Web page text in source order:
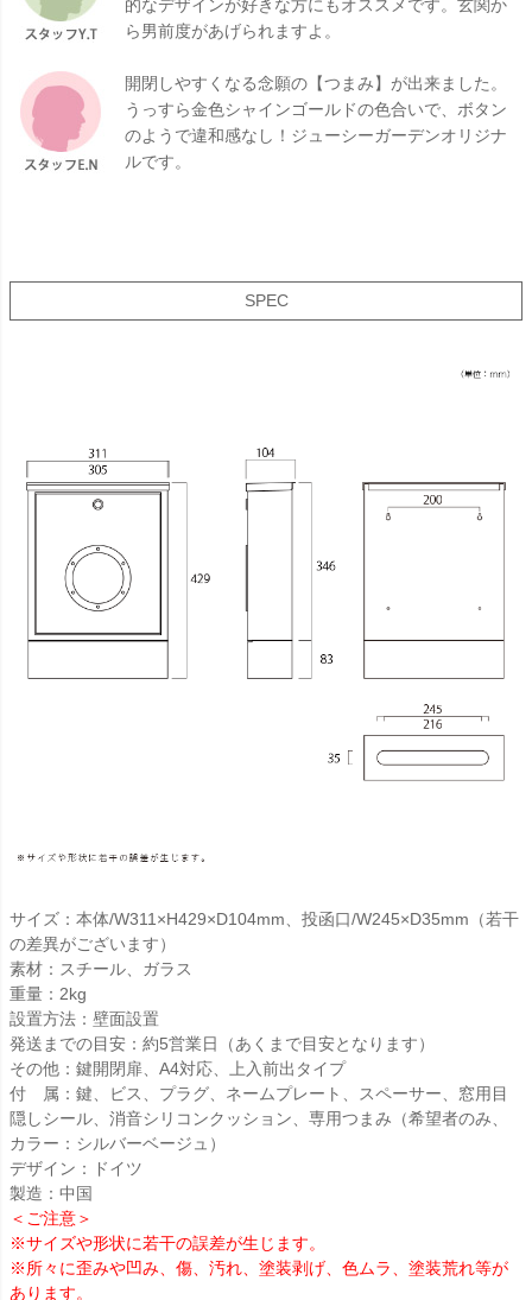
的なデザインが好きな方にもオススメです。玄関か
ら男前度があげられますよ。
開閉しやすくなる念願の【つまみ】が出来ました。
うっすら金色シャインゴールドの色合いで、ボタン
のようで違和感なし！ジューシーガーデンオリジナ
ルです。
SPEC
サイズ：本体/W311×H429×D104mm、投函口/W245×D35mm（若干
の差異がございます）
素材：スチール、ガラス
重量：2kg
設置方法：壁面設置
発送までの目安：約5営業日（あくまで目安となります）
その他：鍵開閉扉、A4対応、上入前出タイプ
付 属：鍵、ビス、プラグ、ネームプレート、スペーサー、窓用目
隠しシール、消音シリコンクッション、専用つまみ（希望者のみ、
カラー：シルバーベージュ）
デザイン：ドイツ
製造：中国
＜ご注意＞
※サイズや形状に若干の誤差が生じます。
※所々に歪みや凹み、傷、汚れ、塗装剥げ、色ムラ、塗装荒れ等が
あります。